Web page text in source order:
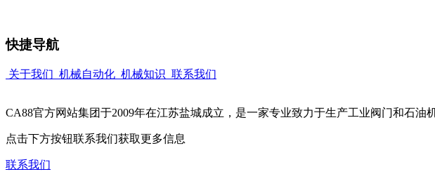
快捷导航
关于我们 机械自动化 机械知识 联系我们
CA88官方网站集团于2009年在江苏盐城成立，是一家专业致力于生产工业阀门和石油
点击下方按钮联系我们获取更多信息
联系我们